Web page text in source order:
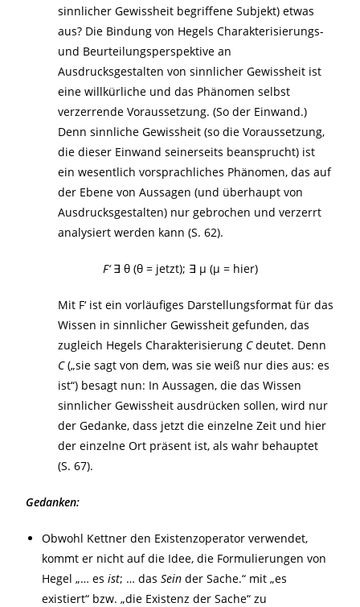
sinnlicher Gewissheit begriffene Subjekt) etwas
aus? Die Bindung von Hegels Charakterisierungs-
und Beurteilungsperspektive an
Ausdrucksgestalten von sinnlicher Gewissheit ist
eine willkürliche und das Phänomen selbst
verzerrende Voraussetzung. (So der Einwand.)
Denn sinnliche Gewissheit (so die Voraussetzung,
die dieser Einwand seinerseits beansprucht) ist
ein wesentlich vorsprachliches Phänomen, das auf
der Ebene von Aussagen (und überhaupt von
Ausdrucksgestalten) nur gebrochen und verzerrt
analysiert werden kann (S. 62).
F‘∃ θ (θ = jetzt); ∃ μ (μ = hier)
Mit F‘ ist ein vorläufiges Darstellungsformat für das
Wissen in sinnlicher Gewissheit gefunden, das
zugleich Hegels Charakterisierung Cdeutet. Denn
C(„sie sagt von dem, was sie weiß nur dies aus: es
ist“) besagt nun: In Aussagen, die das Wissen
sinnlicher Gewissheit ausdrücken sollen, wird nur
der Gedanke, dass jetzt die einzelne Zeit und hier
der einzelne Ort präsent ist, als wahr behauptet
(S. 67).
Gedanken:
Obwohl Kettner den Existenzoperator verwendet,
kommt er nicht auf die Idee, die Formulierungen von
Hegel „… esist; … dasSeinder Sache.“ mit „es
existiert“ bzw. „die Existenz der Sache“ zu